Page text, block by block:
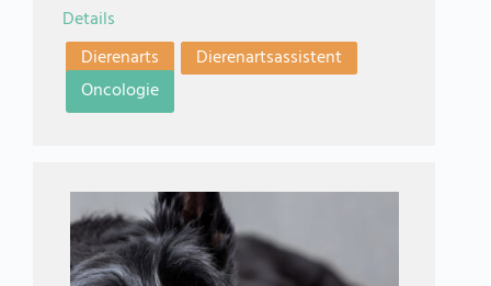
Details
Dierenarts
Dierenartsassistent
Oncologie